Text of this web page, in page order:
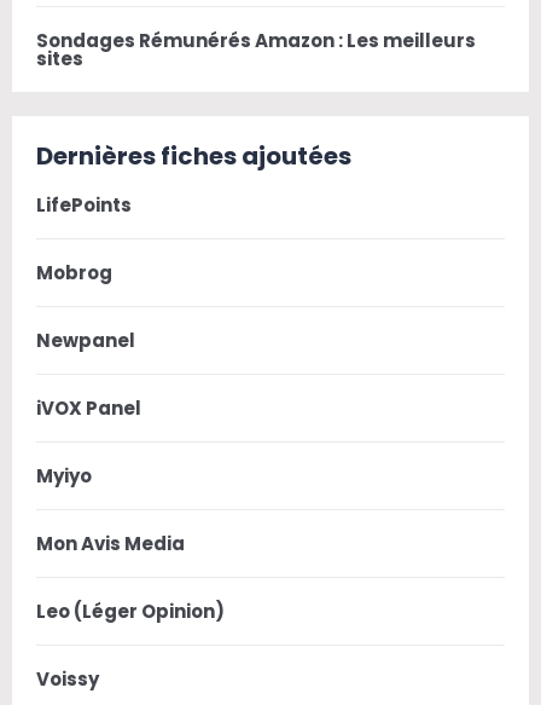
Sondages Rémunérés Amazon : Les meilleurs
sites
Dernières fiches ajoutées
LifePoints
Mobrog
Newpanel
iVOX Panel
Myiyo
Mon Avis Media
Leo (Léger Opinion)
Voissy